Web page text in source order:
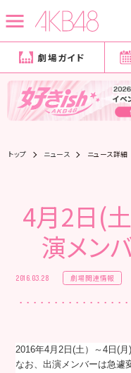
劇場ガイド
トップ ニュース ニュース詳細
4月2日(
演メン
2016.03.28 劇場関連情報
2016年4月2日(土）～4日(
なお、出演メンバーは急遽